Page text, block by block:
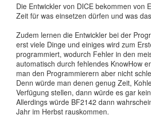
Die Entwickler von DICE bekommen von
Zeit für was einsetzen dürfen und was
Zudem lernen die Entwickler bei der
erst viele Dinge und einiges wird zum
programmiert, wodurch Fehler in den
automatisch durch fehlendes KnowHow
man den Programmierern aber nicht
Denn würde man denen genug Zeit,
Verfügung stellen, dann würde es gar
Allerdings würde BF2142 dann
Jahr im Herbst rauskommen.